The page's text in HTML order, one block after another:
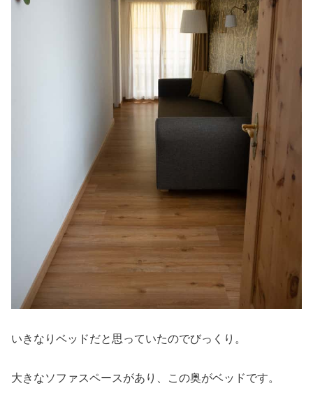
いきなりベッドだと思っていたのでびっくり。
大きなソファスペースがあり、この奥がベッドです。